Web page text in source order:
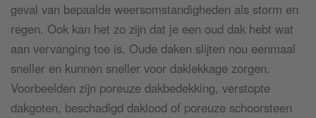
geval van bepaalde weersomstandigheden als storm en
regen. Ook kan het zo zijn dat je een oud dak hebt wat
aan vervanging toe is. Oude daken slijten nou eenmaal
sneller en kunnen sneller voor daklekkage zorgen.
Voorbeelden zijn poreuze dakbedekking, verstopte
dakgoten, beschadigd daklood of poreuze schoorsteen